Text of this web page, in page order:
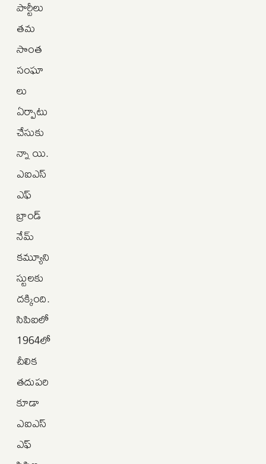
పార్టీలు
తమ
సొంత
సంఘా
లు
ఏర్పాటు
చేసుకు
న్నా యి.
ఎఐఎస్‌
ఎఫ్‌
బ్రాండ్‌
నేమ్‌
కమ్యూని
స్టులకు
దక్కింది.
సిపిఐలో
1964లో
చీలిక
తదుపరి
కూడా
ఎఐఎస్‌
ఎఫ్‌